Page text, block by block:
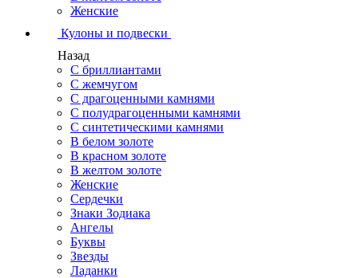
Женские
Кулоны и подвески
Назад
С бриллиантами
С жемчугом
С драгоценными камнями
С полудрагоценными камнями
С синтетическими камнями
В белом золоте
В красном золоте
В желтом золоте
Женские
Сердечки
Знаки Зодиака
Ангелы
Буквы
Звезды
Ладанки